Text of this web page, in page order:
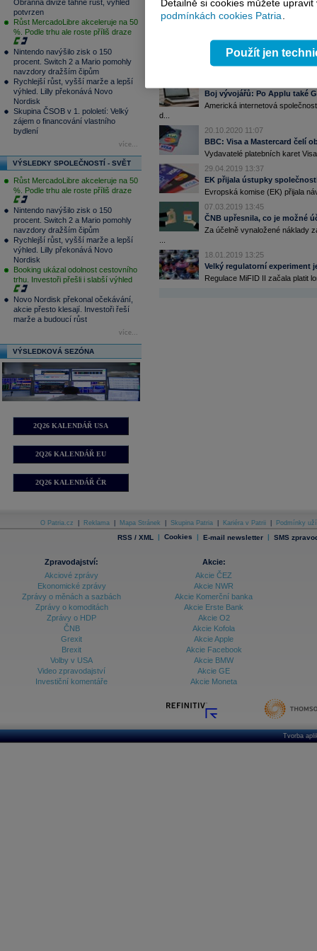
Obranná divize táhne růst, výhled
potvrzen
Růst MercadoLibre akceleruje na 50
%. Podle trhu ale roste příliš draze
Nintendo navýšilo zisk o 150
procent. Switch 2 a Mario pomohly
navzdory dražším čipům
Rychlejší růst, vyšší marže a lepší
výhled. Lilly překonává Novo
Nordisk
Skupina ČSOB v 1. pololetí: Velký
zájem o financování vlastního
bydlení
více...
VÝSLEDKY SPOLEČNOSTÍ - SVĚT
Růst MercadoLibre akceleruje na 50
%. Podle trhu ale roste příliš draze
Nintendo navýšilo zisk o 150
procent. Switch 2 a Mario pomohly
navzdory dražším čipům
Rychlejší růst, vyšší marže a lepší
výhled. Lilly překonává Novo
Nordisk
Booking ukázal odolnost cestovního
trhu. Investoři přešli i slabší výhled
Novo Nordisk překonal očekávání,
akcie přesto klesají. Investoři řeší
marže a budoucí růst
více...
VÝSLEDKOVÁ SEZÓNA
2Q26 KALENDÁŘ USA
2Q26 KALENDÁŘ EU
2Q26 KALENDÁŘ ČR
Preview Erste: Růst čistého
Erste Group zveřejní své
Začíná nejdůležitější soud v
Ve Spojených státech dnes
Boj vývojářů: Po Applu také
Americká internetová
d...
20.10.2020 11:07
BBC: Visa a Mastercard čelí
Vydavatelé platebních karet
29.04.2019 13:37
EK přijala ústupky
Evropská komise (EK) přijala
07.03.2019 13:45
ČNB upřesnila, co je možné
Za účelně vynaložené náklady
18.01.2019 13:25
Velký regulatorní experiment
Regulace MiFID II začala platit
O Patria.cz Reklama Mapa Stránek Skupina Patria Kariéra v Patrii Podmínky
RSS / XML | Cookies | E-mail newsletter | SMS
Zpravodajství:
Akciové zprávy
Ekonomické zprávy
Zprávy o měnách a sazbách
Zprávy o komoditách
Zprávy o HDP
ČNB
Grexit
Brexit
Volby v USA
Video zpravodajství
Investiční komentáře
Akcie:
Akcie ČEZ
Akcie NWR
Akcie Komerční banka
Akcie Erste Bank
Akcie O2
Akcie Kofola
Akcie Apple
Akcie Facebook
Akcie BMW
Akcie GE
Akcie Moneta
Tvorba
Detailně si cookies můžete
podmínkách cookies Patria.
Použít jen